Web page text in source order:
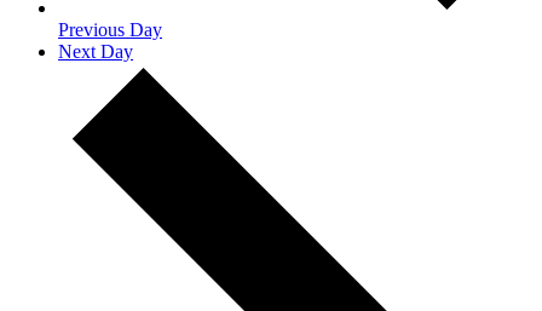
Previous Day
Next Day